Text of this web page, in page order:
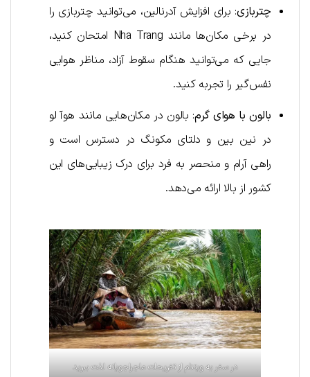
چتربازی: برای افزایش آدرنالین، می‌توانید چتربازی را
در برخی مکان‌ها مانند Nha Trang امتحان کنید،
جایی که می‌توانید هنگام سقوط آزاد، مناظر هوایی
نفس‌گیر را تجربه کنید.
بالون با هوای گرم: بالون در مکان‌هایی مانند هوآ لو
در نین بین و دلتای مکونگ در دسترس است و
راهی آرام و منحصر به فرد برای درک زیبایی‌های این
کشور از بالا ارائه می‌دهد.
در سفر به ویتنام از تفریحات ماجراجویانه لذت ببرید